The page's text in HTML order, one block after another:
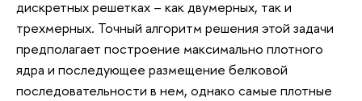
дискретных решетках – как двумерных, так и
трехмерных. Точный алгоритм решения этой задачи
предполагает построение максимально плотного
ядра и последующее размещение белковой
последовательности в нем, однако самые плотные